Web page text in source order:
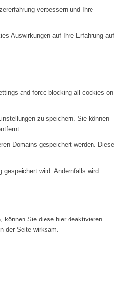
verbessern und Ihre
Auswirkungen auf Ihre Erfahrung auf
and force blocking all cookies on
zu speichern. Sie können
Domains gespeichert werden. Diese
wird. Andernfalls wird
können Sie diese hier deaktivieren.
der Seite wirksam.